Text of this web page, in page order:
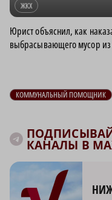
ЖКХ
Юрист объяснил, как
выбрасывающего мусор из
КОММУНАЛЬНЫЙ ПОМОЩНИК
КАНАЛЫ В